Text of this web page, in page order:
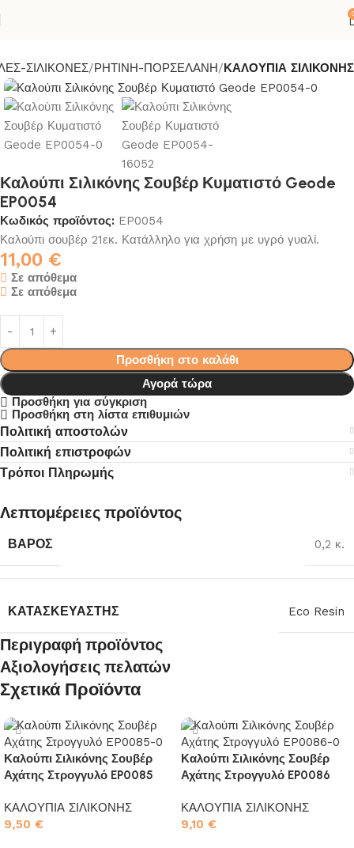
ΣΙΛΙΚΟΝΕΣ ΡΗΤΙΝΗ-ΠΟΡΣΕΛΑΝΗ ΚΑΛΟΥΠΙΑ ΣΙΛΙΚΟΝΗΣ
Καλούπι Σιλικόνης Σουβέρ Κυματιστό Geode
EP0054
Κωδικός προϊόντος: EP0054
Καλούπι σουβέρ 21εκ. Κατάλληλο για χρήση με υγρό γυαλί.
11,00 €
Σε απόθεμα
Σε απόθεμα
Προσθήκη στο καλάθι
Αγορά τώρα
Προσθήκη για σύγκριση
Προσθήκη στη λίστα επιθυμιών
Πολιτική αποστολών
Πολιτική επιστροφών
Τρόποι Πληρωμής
Λεπτομέρειες προϊόντος
ΒΆΡΟΣ 0,2 κ.
ΚΑΤΑΣΚΕΥΑΣΤΉΣ Eco Resin
Περιγραφή προϊόντος
Αξιολογήσεις πελατών
Σχετικά Προϊόντα
Καλούπι Σιλικόνης Σουβέρ
Αχάτης Στρογγυλό EP0085
ΚΑΛΟΥΠΙΑ ΣΙΛΙΚΟΝΗΣ
9,50 €
Καλούπι Σιλικόνης Σουβέρ
Αχάτης Στρογγυλό EP0086
ΚΑΛΟΥΠΙΑ ΣΙΛΙΚΟΝΗΣ
9,10 €